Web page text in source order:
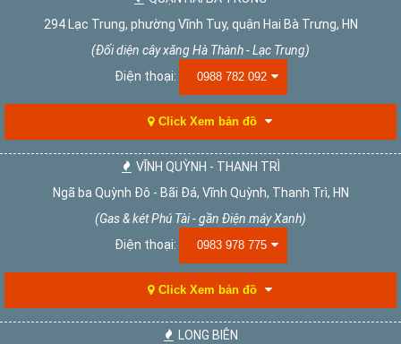
294 Lạc Trung, phường Vĩnh Tuy, quận Hai Bà Trưng, HN
(Đối diện cây xăng Hà Thành - Lạc Trung)
Điện thoại:
0988 782 092
Click Xem bản đồ
VĨNH QUỲNH - THANH TRÌ
Ngã ba Quỳnh Đô - Bãi Đá, Vĩnh Quỳnh, Thanh Trì, HN
(Gas & két Phú Tài - gần Điện máy Xanh)
Điện thoại:
0983 978 775
Click Xem bản đồ
LONG BIÊN